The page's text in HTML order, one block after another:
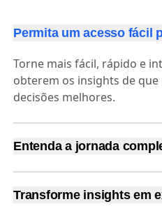
Permita um acesso fácil
Torne mais fácil, rápido e
obterem os insights de
decisões melhores.
Entenda a jornada
que fazem.
Transforme insights em